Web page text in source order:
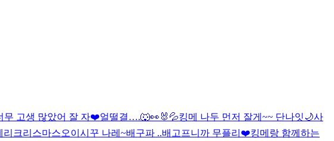
무 고생 많았어 잘 자❤️얼떨결….🐺👀🐰💦킹메 나두 먼저 잘게~~ 단나잇🌙사
리크리스마스오이시꾸 나레~배구파 ..배고프니까 무플리❤️킹메랑 함께하는